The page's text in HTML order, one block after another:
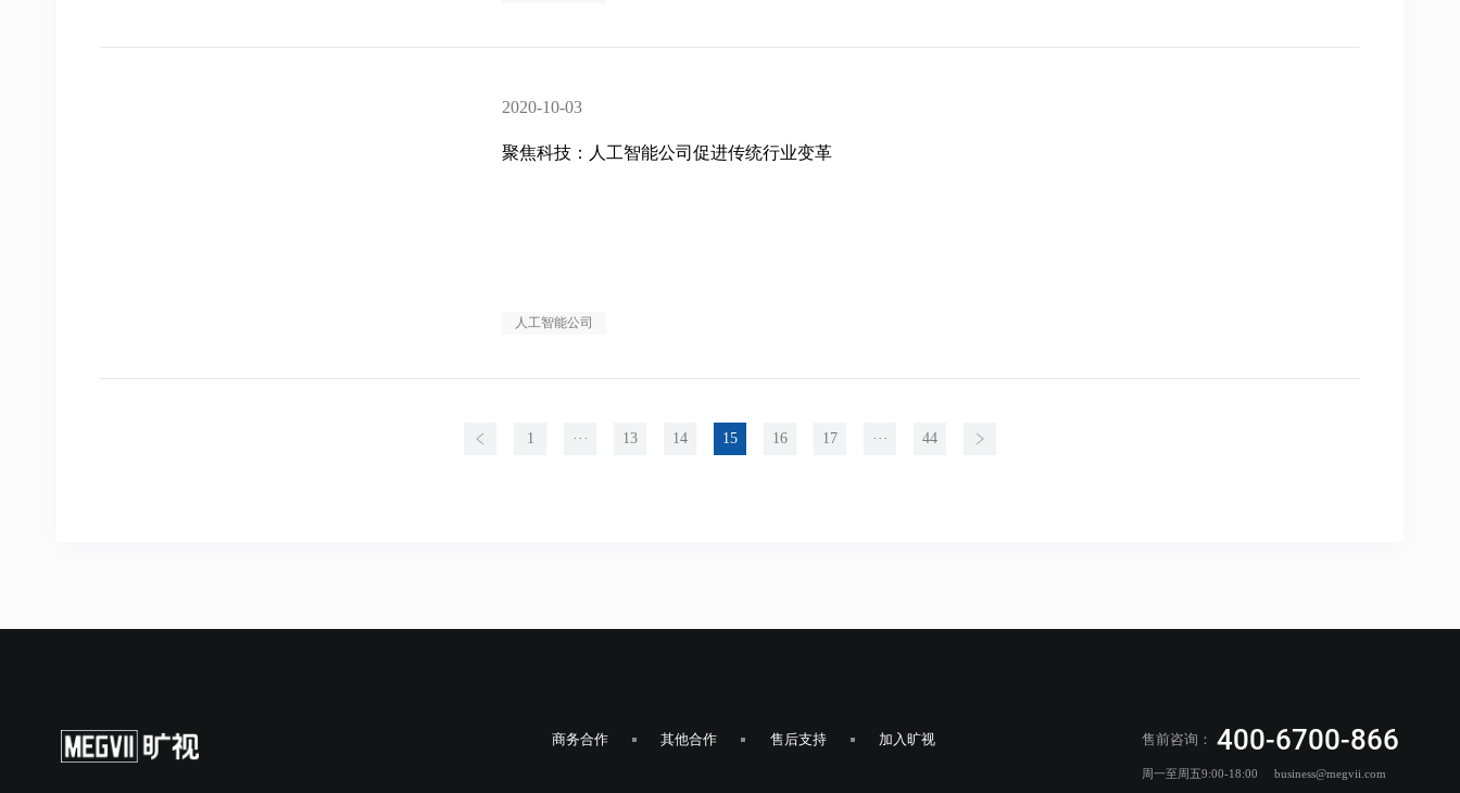
2020-10-03
聚焦科技：人工智能公司促进传统行业变革
人工智能公司
1 13 14 15 16 17 44
商务合作 其他合作 售后支持 加入旷视 售前咨询： 400-6700-866
周一至周五9:00-18:00 business@megvii.com